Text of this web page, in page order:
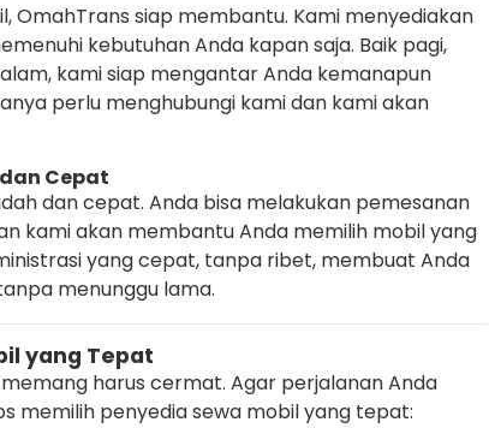
OmahTrans siap membantu. Kami menyediakan
kebutuhan Anda kapan saja. Baik pagi,
kami siap mengantar Anda kemanapun
perlu menghubungi kami dan kami akan
Cepat
dan cepat. Anda bisa melakukan pemesanan
kami akan membantu Anda memilih mobil yang
yang cepat, tanpa ribet, membuat Anda
menunggu lama.
yang Tepat
memang harus cermat. Agar perjalanan Anda
memilih penyedia sewa mobil yang tepat: